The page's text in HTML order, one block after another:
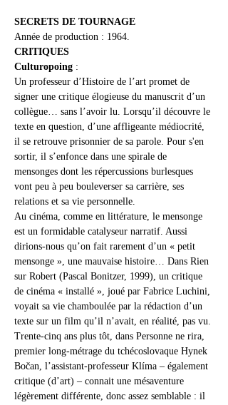
SECRETS DE TOURNAGE
Année de production : 1964.
CRITIQUES
Culturopoing :
Un professeur d’Histoire de l’art promet de
signer une critique élogieuse du manuscrit d’un
collègue… sans l’avoir lu. Lorsqu’il découvre le
texte en question, d’une affligeante médiocrité,
il se retrouve prisonnier de sa parole. Pour s'en
sortir, il s’enfonce dans une spirale de
mensonges dont les répercussions burlesques
vont peu à peu bouleverser sa carrière, ses
relations et sa vie personnelle.
Au cinéma, comme en littérature, le mensonge
est un formidable catalyseur narratif. Aussi
dirions-nous qu’on fait rarement d’un « petit
mensonge », une mauvaise histoire… Dans Rien
sur Robert (Pascal Bonitzer, 1999), un critique
de cinéma « installé », joué par Fabrice Luchini,
voyait sa vie chamboulée par la rédaction d’un
texte sur un film qu’il n’avait, en réalité, pas vu.
Trente-cinq ans plus tôt, dans Personne ne rira,
premier long-métrage du tchécoslovaque Hynek
Bočan, l’assistant-professeur Klíma – également
critique (d’art) – connait une mésaventure
légèrement différente, donc assez semblable : il